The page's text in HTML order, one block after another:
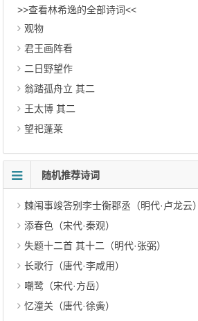
>>查看林希逸的全部诗词<<
观物
君王画阵看
二日野望作
翁踏孤舟立 其二
王太博 其二
望祀蓬莱
随机推荐诗词
棘闱事竣答别李士衡郡丞（明代·卢龙云）
添春色（宋代·秦观）
失题十二首 其十二（明代·张弼）
长歌行（唐代·李咸用）
嘲鹭（宋代·方岳）
忆潼关（唐代·徐夤）